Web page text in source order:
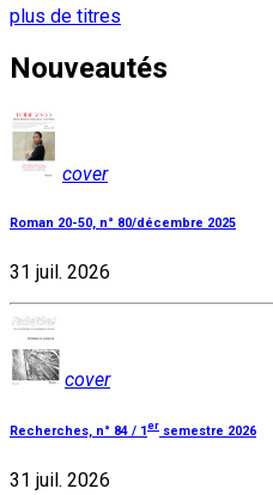
plus de titres
Nouveautés
cover
Roman 20-50, n° 80/décembre 2025
31 juil. 2026
cover
Recherches, n° 84 / 1 er semestre 2026
31 juil. 2026